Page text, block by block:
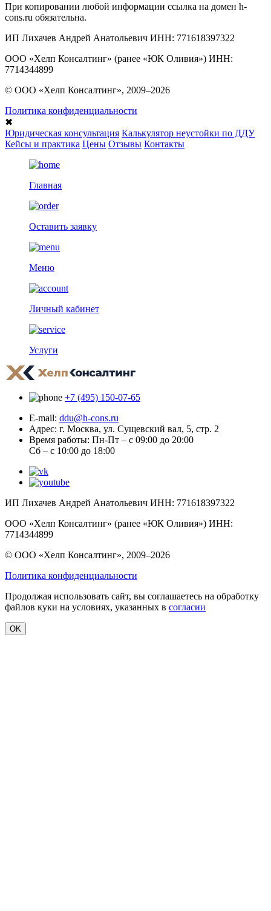
При копировании любой информации ссылка на домен h-
cons.ru обязательна.
ИП Лихачев Андрей Анатольевич ИНН: 771618397322
ООО «Хелп Консалтинг» (ранее «ЮК Оливия») ИНН:
7714344899
© ООО «Хелп Консалтинг», 2009–2026
Политика конфиденциальности
✖
Юридическая консультация Калькулятор неустойки по ДДУ
Кейсы и практика Цены Отзывы Контакты
Главная
Оставить заявку
Меню
Личный кабинет
Услуги
+7 (495) 150-07-65
E-mail: ddu@h-cons.ru
Адрес: г. Москва, ул. Сущевский вал, 5, стр. 2
Время работы: Пн-Пт – с 09:00 до 20:00
Сб – с 10:00 до 18:00
ИП Лихачев Андрей Анатольевич ИНН: 771618397322
ООО «Хелп Консалтинг» (ранее «ЮК Оливия») ИНН:
7714344899
© ООО «Хелп Консалтинг», 2009–2026
Политика конфиденциальности
Продолжая использовать сайт, вы соглашаетесь на обработку
файлов куки на условиях, указанных в согласии
OK